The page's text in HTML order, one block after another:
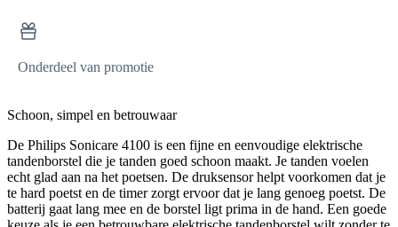
Onderdeel van promotie
Schoon, simpel en betrouwaar
De Philips Sonicare 4100 is een fijne en eenvoudige elektrische
tandenborstel die je tanden goed schoon maakt. Je tanden voelen
echt glad aan na het poetsen. De druksensor helpt voorkomen dat je
te hard poetst en de timer zorgt ervoor dat je lang genoeg poetst. De
batterij gaat lang mee en de borstel ligt prima in de hand. Een goede